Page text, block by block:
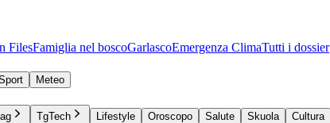
FilesFamiglia nel boscoGarlascoEmergenza ClimaTutti i dossier
Meteo
TgTech Lifestyle Oroscopo Salute Skuola Cultura